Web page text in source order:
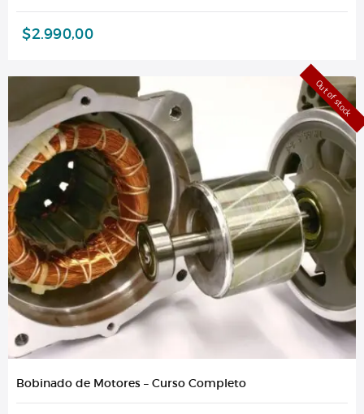
$2.990,00
Out of stock
Bobinado de Motores – Curso Completo